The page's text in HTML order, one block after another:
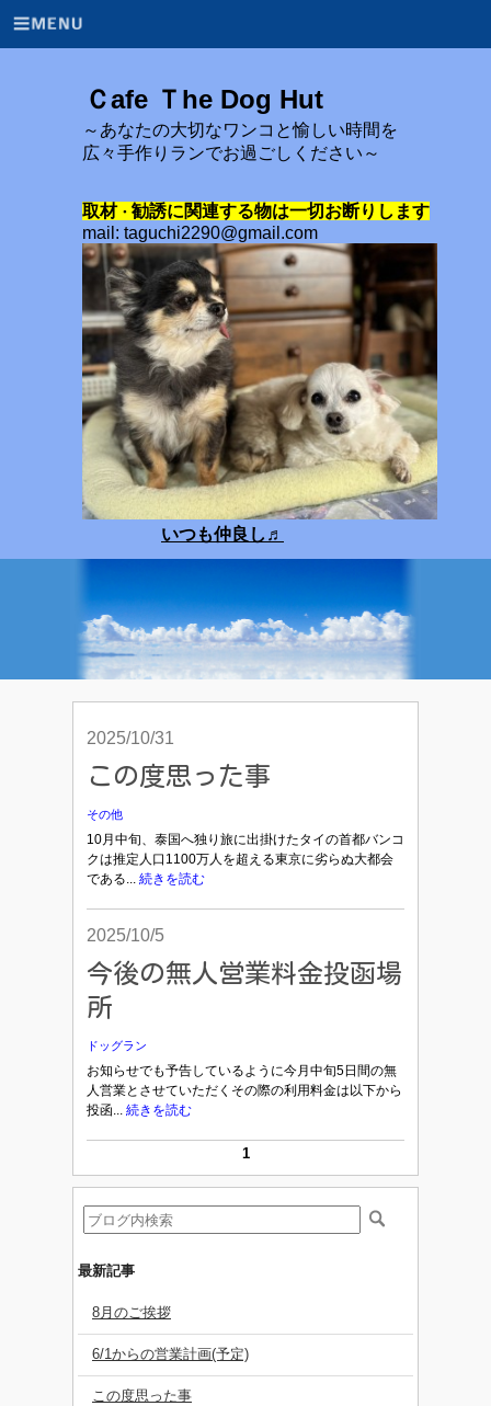
Ｃafe Ｔhe Dog Hut
～あなたの大切なワンコと愉しい時間を
広々手作りランでお過ごしください～
取材・ 勧誘に関連する物は一切お断りします
mail: taguchi2290@gmail.com
いつも仲良し ♬
2025/10/31
この度思った事
その他
10月中旬、泰国へ独り旅に出掛けたタイの首都バンコ
クは推定人口1100万人を超える東京に劣らぬ大都会
である... 続きを読む
2025/10/5
今後の無人営業料金投函場
所
ドッグラン
お知らせでも予告しているように今月中旬5日間の無
人営業とさせていただくその際の利用料金は以下から
投函... 続きを読む
1
最新記事
8月のご挨拶
6/1からの営業計画(予定)
この度思った事